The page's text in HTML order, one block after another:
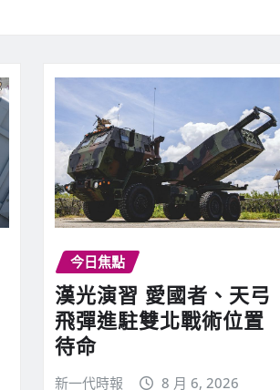
今日焦點
漢光演習 愛國者、天弓
飛彈進駐雙北戰術位置
待命
新一代時報 8 月 6, 2026